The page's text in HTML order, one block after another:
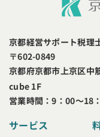
京都経営サポート税理
〒602-0849
京都府京都市上京区中
cube 1F
営業時間：9：00～18
サービス